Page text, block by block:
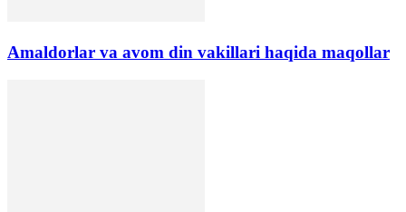
Amaldorlar va avom din vakillari haqida maqollar